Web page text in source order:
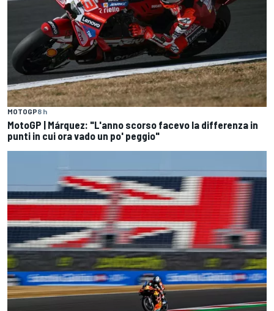
MOTOGP8 h
MotoGP | Márquez: "L'anno scorso facevo la differenza in
punti in cui ora vado un po' peggio"